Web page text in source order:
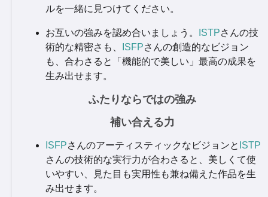
ルを一緒に見つけてください。
お互いの強みを認め合いましょう。 ISTPさんの技
術的な精密さも、
ISFPさんの創造的なビジョン
も、合わさると「機能的で美しい」最高の成果を
生み出せます。
ふたりならではの強み
補い合える力
ISFPさんのアーティスティックなビジョンと ISTP
さんの技術的な実行力が合わさると、美しくて使
いやすい、見た目も実用性も兼ね備えた作品を生
み出せます。